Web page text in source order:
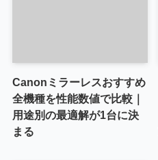
Canonミラーレスおすすめ
全機種を性能数値で比較｜
用途別の最適解が1台に決
まる